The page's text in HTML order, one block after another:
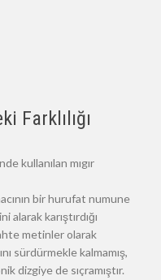
Farklılığı
kullanılan mıgır
bir hurufat numune
alarak karıştırdığı
metinler olarak
sürdürmekle kalmamış,
dizgiye de sıçramıştır.